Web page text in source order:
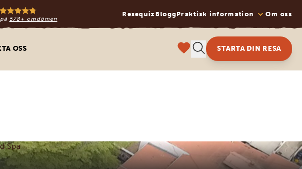
578+ omdömen
Resequiz BloggPraktisk information Om oss
OSS STARTA DIN RESA
Spa